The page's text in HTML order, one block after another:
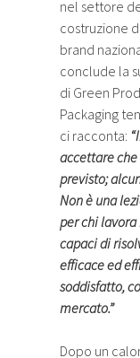
nel settore
costruzione
brand
conclude la
di Green
Packaging
ci racconta:
accettare che
previsto;
Non è una
per chi
capaci di
efficace ed
soddisfatto,
mercato.”
Dopo un